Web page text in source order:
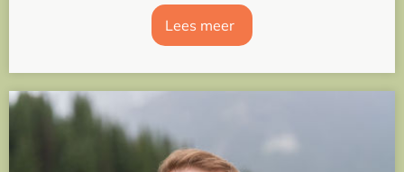
Lees meer